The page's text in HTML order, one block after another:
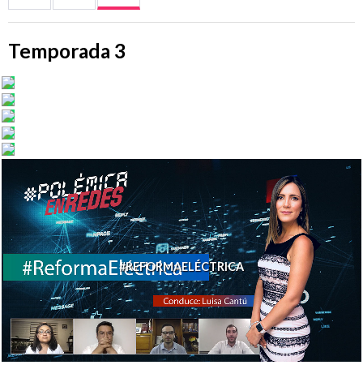
Temporada 3
#DEPPVSHEARD
#ELONMUSK
#DEBANHI
#REFORMAELÉCTRICA